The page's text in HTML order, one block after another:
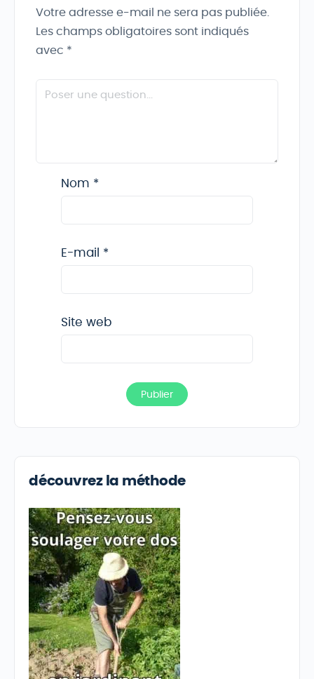
Votre adresse e-mail ne sera pas publiée.
Les champs obligatoires sont indiqués
avec *
Nom *
E-mail *
Site web
découvrez la méthode